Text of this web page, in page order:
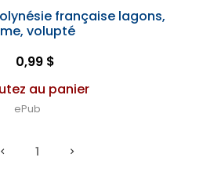
française lagons,
volupté
0,99 $
au panier
ePub
1